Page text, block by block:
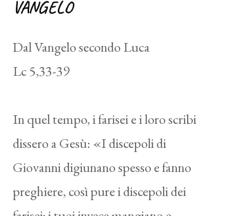
VANGELO
Dal Vangelo secondo Luca
Lc 5,33-39
In quel tempo, i farisei e i loro scribi
dissero a Gesù: «I discepoli di
Giovanni digiunano spesso e fanno
preghiere, così pure i discepoli dei